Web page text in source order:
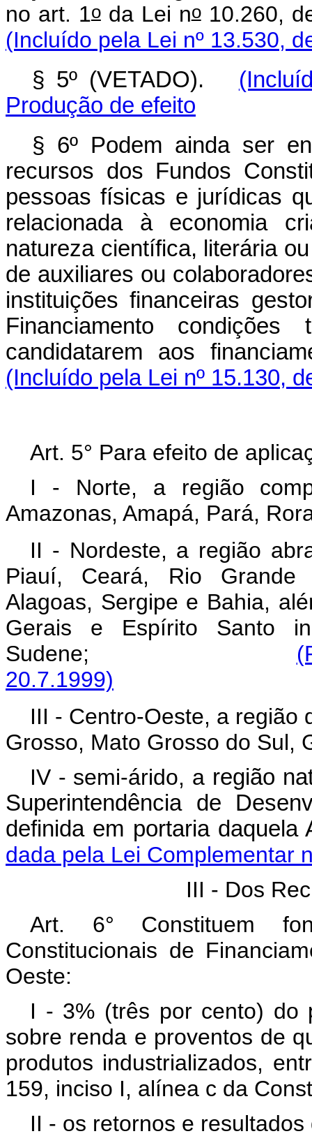
no art. 1oda Lei no
(Incluído pela Lei nº 13.530,
§ 5º (VETADO).
Produção de efeito
§ 6º Podem ainda ser
recursos dos Fundos
pessoas físicas e jurídicas
relacionada à economia
natureza científica, literária
de auxiliares ou
instituições financeiras
Financiamento
candidatarem aos
(Incluído pela Lei nº 15.130,
Art. 5° Para efeito de
I - Norte, a região
Amazonas, Amapá, Pará,
II - Nordeste, a região
Piauí, Ceará, Rio Grande
Alagoas, Sergipe e Bahia,
Gerais e Espírito Santo
Sudene;
20.7.1999)
III - Centro-Oeste, a região
Grosso, Mato Grosso do Sul,
IV - semi-árido, a região
Superintendência de
definida em portaria
dada pela Lei Complementar
III - Dos
Art. 6° Constituem
Constitucionais de
Oeste:
I - 3% (três por cento) do
sobre renda e proventos de
produtos industrializados,
159, inciso I, alínea c da
II - os retornos e